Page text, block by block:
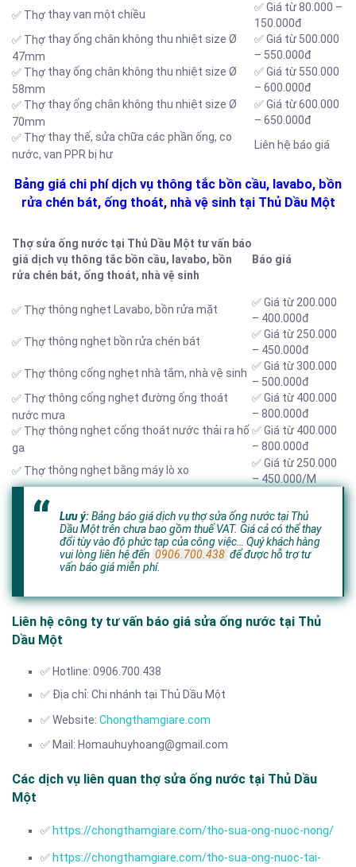
✅ Thợ thay van một chiều
✅ Giá từ 80.000 –
150.000đ
✅ Thợ thay ống chân không thu nhiệt size Ø
47mm
✅ Giá từ 500.000
– 550.000đ
✅ Thợ thay ống chân không thu nhiệt size Ø
58mm
✅ Giá từ 550.000
– 600.000đ
✅ Thợ thay ống chân không thu nhiệt size Ø
70mm
✅ Giá từ 600.000
– 650.000đ
✅ Thợ thay thế, sửa chữa các phần ống, co
nước, van PPR bị hư
Liên hệ báo giá
Bảng giá chi phí dịch vụ thông tắc bồn cầu, lavabo, bồn
rửa chén bát, ống thoát, nhà vệ sinh tại Thủ Dầu Một
Thợ sửa ống nước tại Thủ Dầu Một tư vấn báo
giá dịch vụ thông tắc bồn cầu, lavabo, bồn
rửa chén bát, ống thoát, nhà vệ sinh
Báo giá
✅ Thợ thông nghẹt Lavabo, bồn rửa mặt
✅ Giá từ 200.000
– 400.000đ
✅ Thợ thông nghẹt bồn rửa chén bát
✅ Giá từ 250.000
– 450.000đ
✅ Thợ thông cống nghẹt nhà tắm, nhà vệ sinh
✅ Giá từ 300.000
– 500.000đ
✅ Thợ thông cống nghẹt đường ống thoát
nước mưa
✅ Giá từ 400.000
– 800.000đ
✅ Thợ thông nghẹt cống thoát nước thải ra hố
ga
✅ Giá từ 400.000
– 800.000đ
✅ Thợ thông nghẹt bằng máy lò xo
✅ Giá từ 250.000
– 450.000/M
Lưu ý:Bảng báo giá dịch vụ thợ sửa ống nước tại Thủ
Dầu Một trên chưa bao gồm thuế VAT. Giá cả có thể thay
đổi tùy vào độ phức tạp của công việc… Quý khách hàng
vui lòng liên hệ đến 0906.700.438 để được hỗ trợ tư
vấn báo giá miễn phí.
Liên hệ công ty tư vấn báo giá sửa ống nước tại Thủ
Dầu Một
✅ Hotline: 0906.700.438
✅ Địa chỉ: Chi nhánh tại Thủ Dầu Một
✅ Website: Chongthamgiare.com
✅ Mail: Homauhuyhoang@gmail.com
Các dịch vụ liên quan thợ sửa ống nước tại Thủ Dầu
Một
✅ https://chongthamgiare.com/tho-sua-ong-nuoc-nong/
✅ https://chongthamgiare.com/tho-sua-ong-nuoc-tai-